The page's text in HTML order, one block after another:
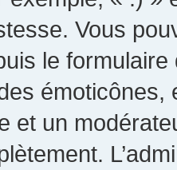
Vous
le
et un